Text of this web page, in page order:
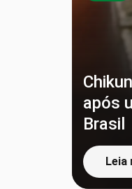
após
Brasil
Leia